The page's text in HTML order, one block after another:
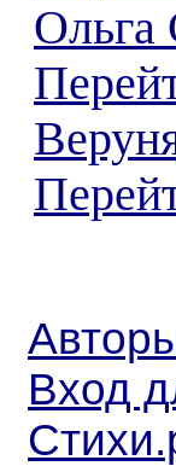
Ольга
Вход